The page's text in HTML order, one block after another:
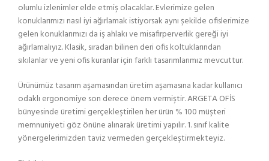
olumlu izlenimler elde etmiş olacaklar. Evlerimize gelen
konuklarımızı nasıl iyi ağırlamak istiyorsak aynı şekilde ofislerimize
gelen konuklarımızı da iş ahlakı ve misafirperverlik gereği iyi
ağırlamalıyız. Klasik, sıradan bilinen deri ofis koltuklarından
sıkılanlar ve yeni ofis kuranlar için farklı tasarımlarımız mevcuttur.
Ürünümüz tasarım aşamasından üretim aşamasına kadar kullanıcı
odaklı ergonomiye son derece önem vermiştir. ARGETA OFİS
bünyesinde üretimi gerçekleştirilen her ürün % 100 müşteri
memnuniyeti göz önüne alınarak üretimi yapılır. 1. sınıf kalite
yönergelerimizden taviz vermeden gerçekleştirmekteyiz.